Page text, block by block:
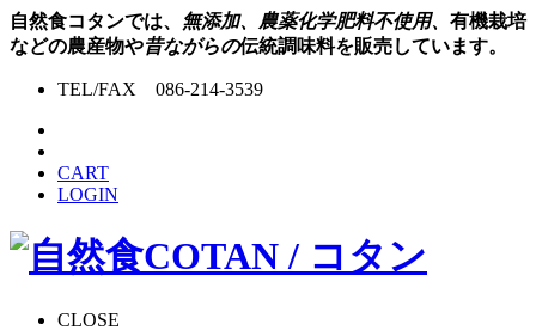
自然食コタンでは、 無添加、農薬化学肥料不使用、 有機栽培
などの農産物や昔ながらの伝統調味料を販売しています。
TEL/FAX 086-214-3539
CART
LOGIN
CLOSE